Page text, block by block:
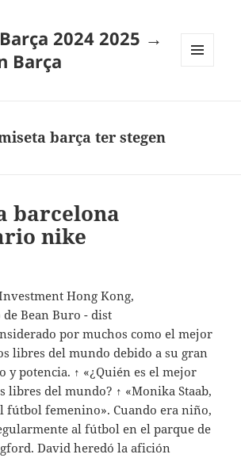
2024 2025 →
Barça
barça ter stegen
barcelona
nike
por muchos como el mejor
libres del mundo debido a su gran
y potencia. ↑ «¿Quién es el mejor
libres del mundo? ↑ «Monika Staab,
fútbol femenino». Cuando era niño,
al fútbol en el parque de
David heredó la afición